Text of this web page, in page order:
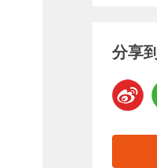
分享到